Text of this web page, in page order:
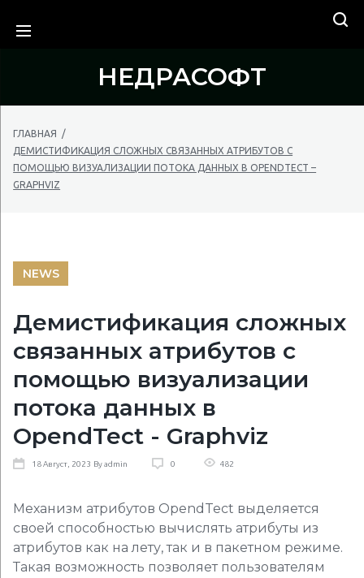
НЕДРАСОФТ
ГЛАВНАЯ
/
ДЕМИСТИФИКАЦИЯ СЛОЖНЫХ СВЯЗАННЫХ АТРИБУТОВ С
ПОМОЩЬЮ ВИЗУАЛИЗАЦИИ ПОТОКА ДАННЫХ В OPENDTECT –
GRAPHVIZ
NEWS
Демистификация сложных
связанных атрибутов с
помощью визуализации
потока данных в
OpendTect - Graphviz
18Август , 2023 Byadmin 0 482
Механизм атрибутов OpendTect выделяется
своей способностью вычислять атрибуты из
атрибутов как на лету, так и в пакетном режиме.
Такая возможность позволяет пользователям